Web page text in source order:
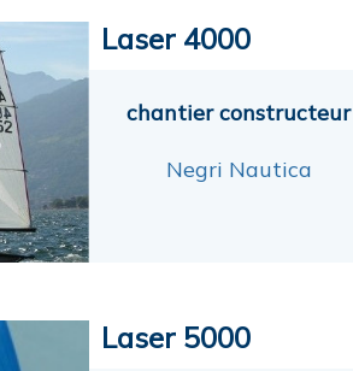
Laser 4000
chantier constructeur
Negri Nautica
Laser 5000